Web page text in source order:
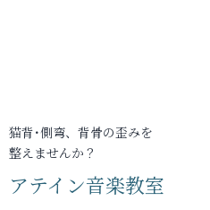
猫背･側弯、背骨の歪みを
整えませんか？
アテイン音楽教室